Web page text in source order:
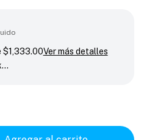
$1,333.00Ver más detalles